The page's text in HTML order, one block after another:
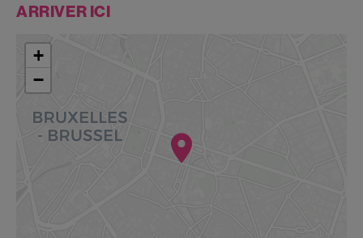
ARRIVER ICI
+
−